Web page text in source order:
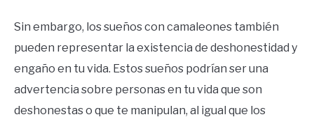
Sin embargo, los sueños con camaleones también
pueden representar la existencia de deshonestidad y
engaño en tu vida. Estos sueños podrían ser una
advertencia sobre personas en tu vida que son
deshonestas o que te manipulan, al igual que los